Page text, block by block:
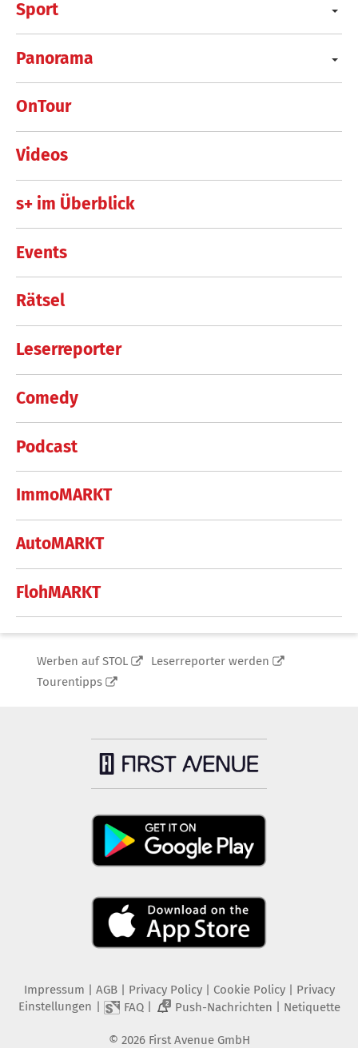
Sport
Panorama
OnTour
Videos
s+ im Überblick
Events
Rätsel
Leserreporter
Comedy
Podcast
ImmoMARKT
AutoMARKT
FlohMARKT
Werben auf STOL
Leserreporter werden
Tourentipps
Impressum AGB Privacy Policy| Cookie Policy| Privacy
Einstellungen
FAQ| 2 Push-Nachrichten Netiquette
© 2026 First Avenue GmbH